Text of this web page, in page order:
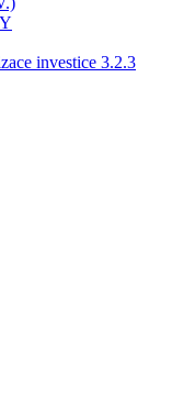
investice 3.2.3